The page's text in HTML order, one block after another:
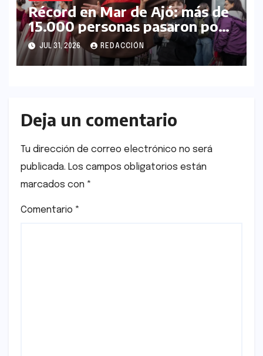
Récord en Mar de Ajó: más de
15.000 personas pasaron por
la Fiesta del Alfajor Costero
JUL 31, 2026 REDACCIÓN
Deja un comentario
Tu dirección de correo electrónico no será
publicada. Los campos obligatorios están
marcados con *
Comentario *